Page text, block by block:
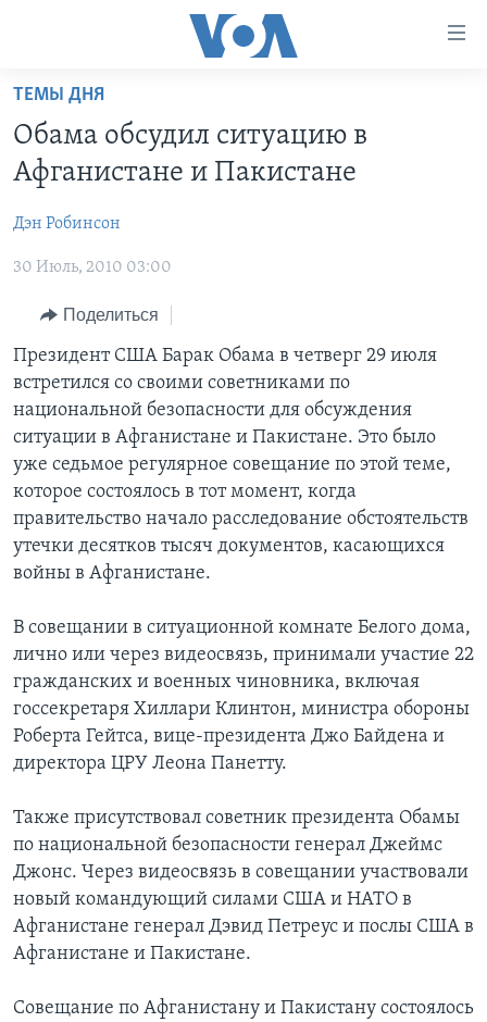
Перейти
основной
контент
Перейти
навигации
Перейти
поиск
ГЛАВНОЕ
ПРОГРАММЫ
НОВОСТИ ЗА МИНУТУ
ИТОГИ
ПОЧЕМУ ЭТО ВАЖНО?
ДИСКУССИЯ VOA
ДЕТАЛИ
НЬЮ-ЙОРК NEW YORK
АМЕРИКА. БОЛЬШОЕ ПУТЕШЕСТВИЕ
ПРОЕКТЫ
УЧИМ АНГЛИЙСКИЙ
НАША АМЕРИКАНСКАЯ ИСТОРИЯ
А КАК В АМЕРИКЕ?
АРТЕФАКТЫ
АМЕРИКАНСКИЕ ГОРОДКИ
ТЕСТЫ
ЭКСПЕРТИЗА
ИНТЕРВЬЮ
ФАКТЫ ПРОТИВ ФЕЙКОВ
ЗА СВОБОДУ ПРЕССЫ
УЧИМ АНГЛИЙСКИЙ
ВИДЕО
ПОДПИСКА НА НОВОСТИ
Learning English
СОЦИАЛЬНЫЕ СЕТИ
Языки
ТЕМЫ ДНЯ
Обама обсудил ситуацию в
Афганистане и Пакистане
Дэн Робинсон
30 Июль, 2010 03:00
Поделиться
Президент США Барак Обама в четверг 29 июля
встретился со своими советниками по
национальной безопасности для обсуждения
ситуации в Афганистане и Пакистане. Это было
уже седьмое регулярное совещание по этой теме,
которое состоялось в тот момент, когда
правительство начало расследование обстоятельств
утечки десятков тысяч документов, касающихся
войны в Афганистане.
В совещании в ситуационной комнате Белого дома,
лично или через видеосвязь, принимали участие 22
гражданских и военных чиновника, включая
госсекретаря Хиллари Клинтон, министра обороны
Роберта Гейтса, вице-президента Джо Байдена и
директора ЦРУ Леона Панетту.
Также присутствовал советник президента Обамы
по национальной безопасности генерал Джеймс
Джонс. Через видеосвязь в совещании участвовали
новый командующий силами США и НАТО в
Афганистане генерал Дэвид Петреус и послы США в
Афганистане и Пакистане.
Совещание по Афганистану и Пакистану состоялось